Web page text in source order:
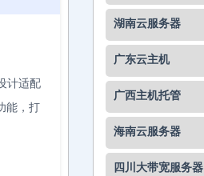
计适配
能，打
湖南云服务器
广东云主机
广西主机托管
海南云服务器
四川大带宽服务器